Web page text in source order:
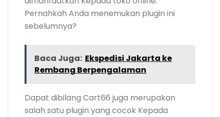
Pernahkah Anda menemukan plugin ini
sebelumnya?
Baca Juga: Ekspedisi Jakarta ke
Rembang Berpengalaman
Dapat dibilang Cart66 juga merupakan
salah satu plugin yang cocok Kepada